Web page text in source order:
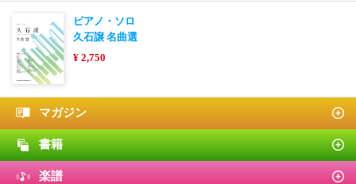
ピアノ・ソロ
久石譲 名曲選
¥ 2,750
マガジン
書籍
楽譜